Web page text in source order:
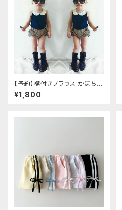
【予約】襟付きブラウス かぼちゃ
パンツ セットアップ
¥1,800